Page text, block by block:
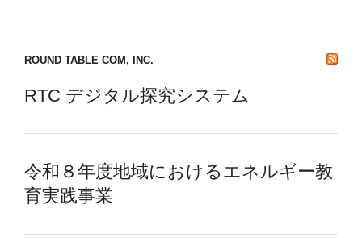
ROUND TABLE COM, INC.
RTC デジタル探究システム
令和８年度地域におけるエネルギー教
育実践事業